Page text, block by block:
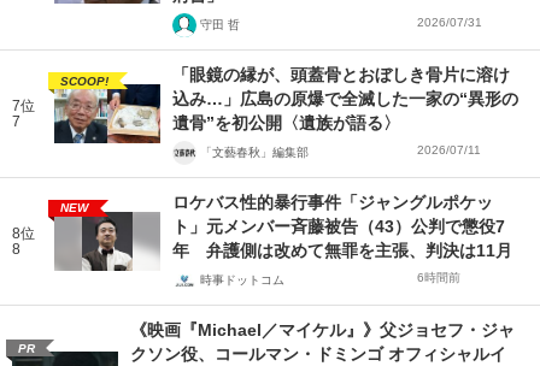
守田 哲 2026/07/31
7位
7
SCOOP!
「眼鏡の縁が、頭蓋骨とおぼしき骨片に溶け
込み…」広島の原爆で全滅した一家の“異形の
遺骨”を初公開〈遺族が語る〉
「文藝春秋」編集部 2026/07/11
8位
8
NEW
ロケバス性的暴行事件「ジャングルポケッ
ト」元メンバー斉藤被告（43）公判で懲役7
年 弁護側は改めて無罪を主張、判決は11月
時事ドットコム 6時間前
PR
《映画『Michael／マイケル』》父ジョセフ・ジャ
クソン役、コールマン・ドミンゴ オフィシャルイ